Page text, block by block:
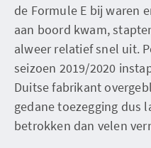
de Formule E bij waren
aan boord kwam,
alweer relatief snel uit.
seizoen 2019/2020
Duitse fabrikant
gedane toezegging dus
betrokken dan velen